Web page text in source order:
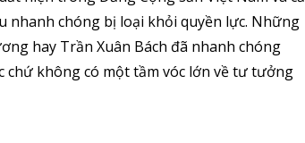
nhanh chóng bị loại khỏi quyền lực. Những
hay Trần Xuân Bách đã nhanh chóng
chứ không có một tầm vóc lớn về tư tưởng